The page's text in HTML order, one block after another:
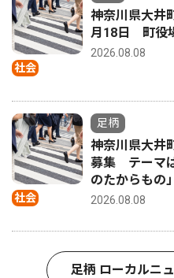
社会
神奈川県大井
月18日 町役
2026.08.08
社会
足柄
神奈川県大井
募集 テーマ
のたからもの」
2026.08.08
足柄 ローカルニ